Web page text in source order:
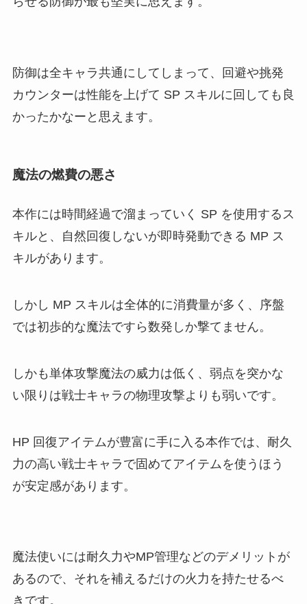
防御は全キャラ共通にしてしまって、回避や挑発
カウンターは性能を上げて SP スキルに回しても良
かったかなーと思えます。
魔法の燃費の悪さ
本作には時間経過で溜まっていく SP を使用するス
キルと、自然回復しないが即時発動できる MP ス
キルがあります。
しかし MP スキルは全体的に消費量が多く、序盤
では初歩的な魔法ですら数発しか撃てません。
しかも単体攻撃魔法の威力は低く、弱点を突かな
い限りは戦士キャラの物理攻撃よりも弱いです。
HP 回復アイテムが豊富に手に入る本作では、耐久
力の高い戦士キャラで固めてアイテムを使うほう
が安定感があります。
魔法使いには耐久力やMP管理などのデメリットが
あるので、それを補えるだけの火力を持たせるべ
きです。